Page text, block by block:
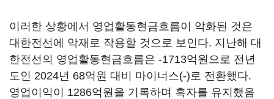
이러한 상황에서 영업활동현금흐름이 악화된 것은
대한전선에 악재로 작용할 것으로 보인다. 지난해 대
한전선의 영업활동현금흐름은 -1713억원으로 전년
도인 2024년 68억원 대비 마이너스(-)로 전환했다.
영업이익이 1286억원을 기록하며 흑자를 유지했음